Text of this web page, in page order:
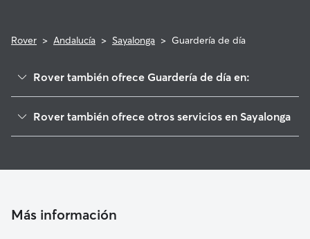
Rover > Andalucía > Sayalonga > Guardería de día
Rover también ofrece Guardería de día en:
Canillas de Albaida
Sedella
Rover también ofrece otros servicios en Sayalonga
Cuidadores a domicilio en Sayalonga
Más información